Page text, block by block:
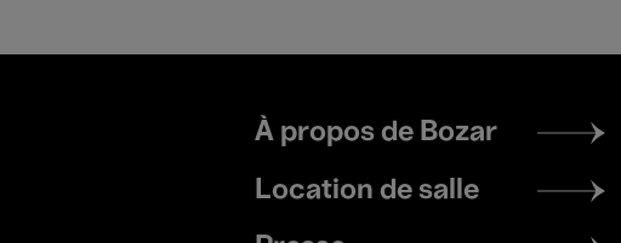
Footer
menu
À propos de Bozar
Location de salle